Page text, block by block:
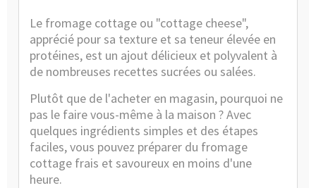
Le fromage cottage ou "cottage cheese",
apprécié pour sa texture et sa teneur élevée en
protéines, est un ajout délicieux et polyvalent à
de nombreuses recettes sucrées ou salées.
Plutôt que de l'acheter en magasin, pourquoi ne
pas le faire vous-même à la maison ? Avec
quelques ingrédients simples et des étapes
faciles, vous pouvez préparer du fromage
cottage frais et savoureux en moins d'une
heure.